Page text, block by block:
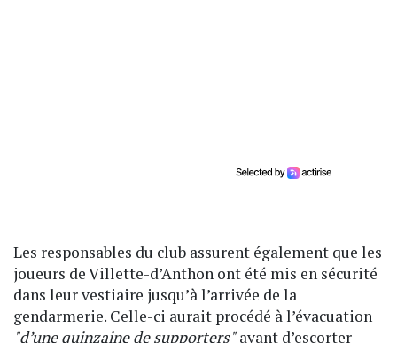
Les responsables du club assurent également que les
joueurs de Villette-d’Anthon ont été mis en sécurité
dans leur vestiaire jusqu’à l’arrivée de la
gendarmerie. Celle-ci aurait procédé à l’évacuation
"d’une quinzaine de supporters"avant d’escorter